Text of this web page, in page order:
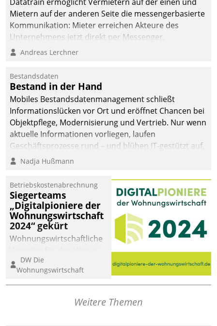
Mietern auf der anderen Seite die messengerbasierte
Kommunikation: Mieter erreichen Akteure des
Unternehmens jetzt direkt per Messenger,
Mitarbeiter oder Dienstleister empfangen oder
Andreas Lerchner
Bestandsdaten
Bestand in der Hand
Mobiles Bestandsdatenmanagement schließt
Informationslücken vor Ort und eröffnet Chancen bei
Objektpflege, Modernisierung und Vertrieb. Nur wenn
aktuelle Informationen vorliegen, laufen
Geschäftsprozesse rund – und blühen IT-gestützt auf.
Nadja Hußmann
Betriebskostenabrechnung
Siegerteams
„Digitalpioniere der
Wohnungswirtschaft
2024“ gekürt
Wohnungswirtschaftliche
eine digitale Zukunft zu
finden, ist das Ziel des
Awards „Digitalpioniere
Wohnungswirtschaft“.
DW Die
Wohnungswirtschaft
Weitere Themen